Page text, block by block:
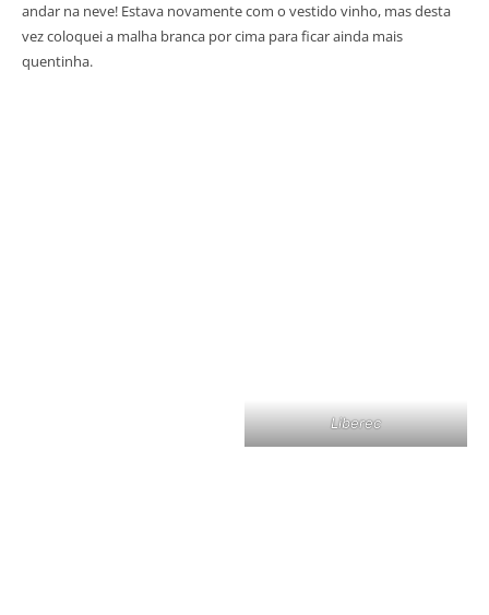
andar na neve! Estava novamente com o vestido vinho, mas desta
vez coloquei a malha branca por cima para ficar ainda mais
quentinha.
Liberec